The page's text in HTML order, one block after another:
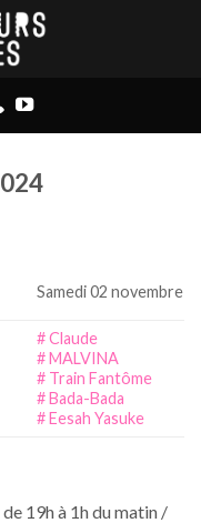
Samedi 02 novembre
# Claude
# MALVINA
# Train Fantôme
# Bada-Bada
# Eesah Yasuke
19h à 1h du matin /